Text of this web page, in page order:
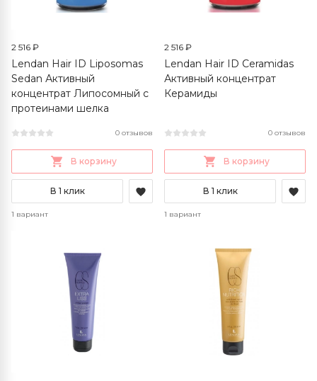
2 516 ₽
Lendan Hair ID Liposomas
Sedan Активный
концентрат Липосомный с
протеинами шелка
0 отзывов
В корзину
В 1 клик
1 вариант
2 516 ₽
Lendan Hair ID Ceramidas
Активный концентрат
Керамиды
0 отзывов
В корзину
В 1 клик
1 вариант